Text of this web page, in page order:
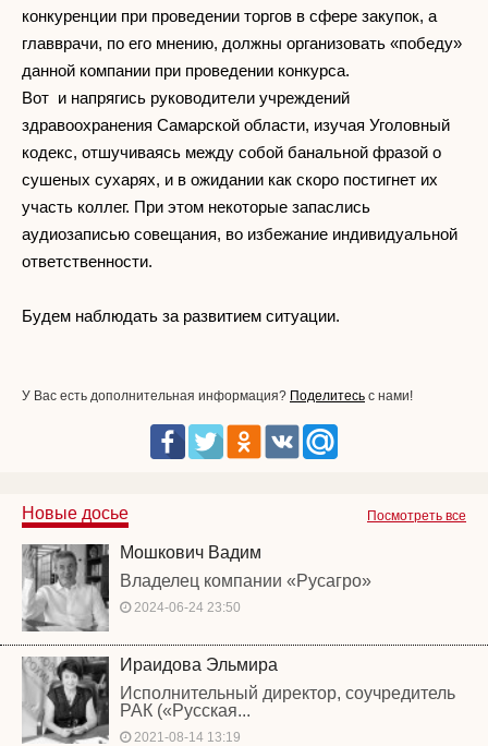
конкуренции при проведении торгов в сфере закупок, а
главврачи, по его мнению, должны организовать «победу»
данной компании при проведении конкурса.
Вот и напрягись руководители учреждений
здравоохранения Самарской области, изучая Уголовный
кодекс, отшучиваясь между собой банальной фразой о
сушеных сухарях, и в ожидании как скоро постигнет их
участь коллег. При этом некоторые запаслись
аудиозаписью совещания, во избежание индивидуальной
ответственности.
Будем наблюдать за развитием ситуации.
У Вас есть дополнительная информация? Поделитесь с нами!
Посмотреть все
Новые досье
Мошкович Вадим
Владелец компании «Русагро»
2024-06-24 23:50
Ираидова Эльмира
Исполнительный директор, соучредитель
РАК («Русская...
2021-08-14 13:19